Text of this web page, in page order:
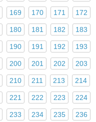
169 170 171 172
180 181 182 183
190 191 192 193
200 201 202 203
210 211 213 214
221 222 223 224
233 234 235 236